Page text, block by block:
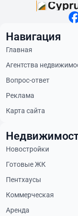
Навигация
Главная
Агентства
Вопрос-ответ
Реклама
Карта сайта
Новостройки
Готовые ЖК
Пентхаусы
Коммерческая
Аренда